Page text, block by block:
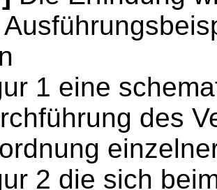
1 eine
des
2 die sich